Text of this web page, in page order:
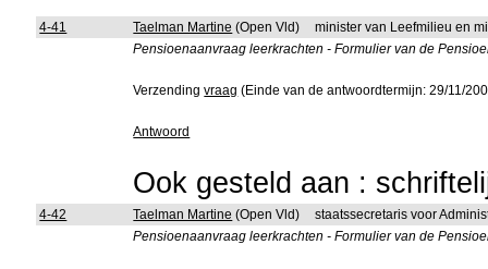
4-41 Taelman Martine (Open Vld)
minister van Leefmilieu en
Pensioenaanvraag leerkrachten - Formulier van de
Verzendingvraag (Einde van de antwoordtermijn: 29/11/
Antwoord
Ook gesteld aan :
4-42 Taelman Martine (Open Vld)
staatssecretaris voor
Pensioenaanvraag leerkrachten - Formulier van de